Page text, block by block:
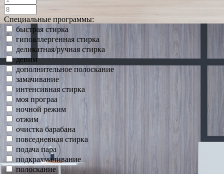
Специальные программы:
быстрая стирка
гипоаллергенная стирка
деликатная/ручная стирка
деним
дополнительное полоскание
замачивание
интенсивная стирка
моя програа
ночной режим
отжим
очистка барабана
повседневная стирка
подача пара
подкрахмаливание
полоскание